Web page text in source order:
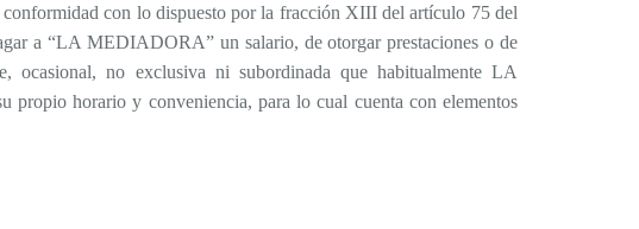
conformidad con lo dispuesto por la fracción XIII del artículo 75 del
a “LA MEDIADORA” un salario, de otorgar prestaciones o de
ocasional, no exclusiva ni subordinada que habitualmente LA
horario y conveniencia, para lo cual cuenta con elementos